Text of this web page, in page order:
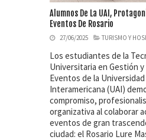
Alumnos De La UAI,
Eventos De Rosario
27/06/2025 TURISMO Y
Los estudiantes de la
Universitaria en Gestión
Eventos de la
Interamericana (UAI)
compromiso,
organizativa al colaborar
eventos de gran
ciudad: el Rosario Lure